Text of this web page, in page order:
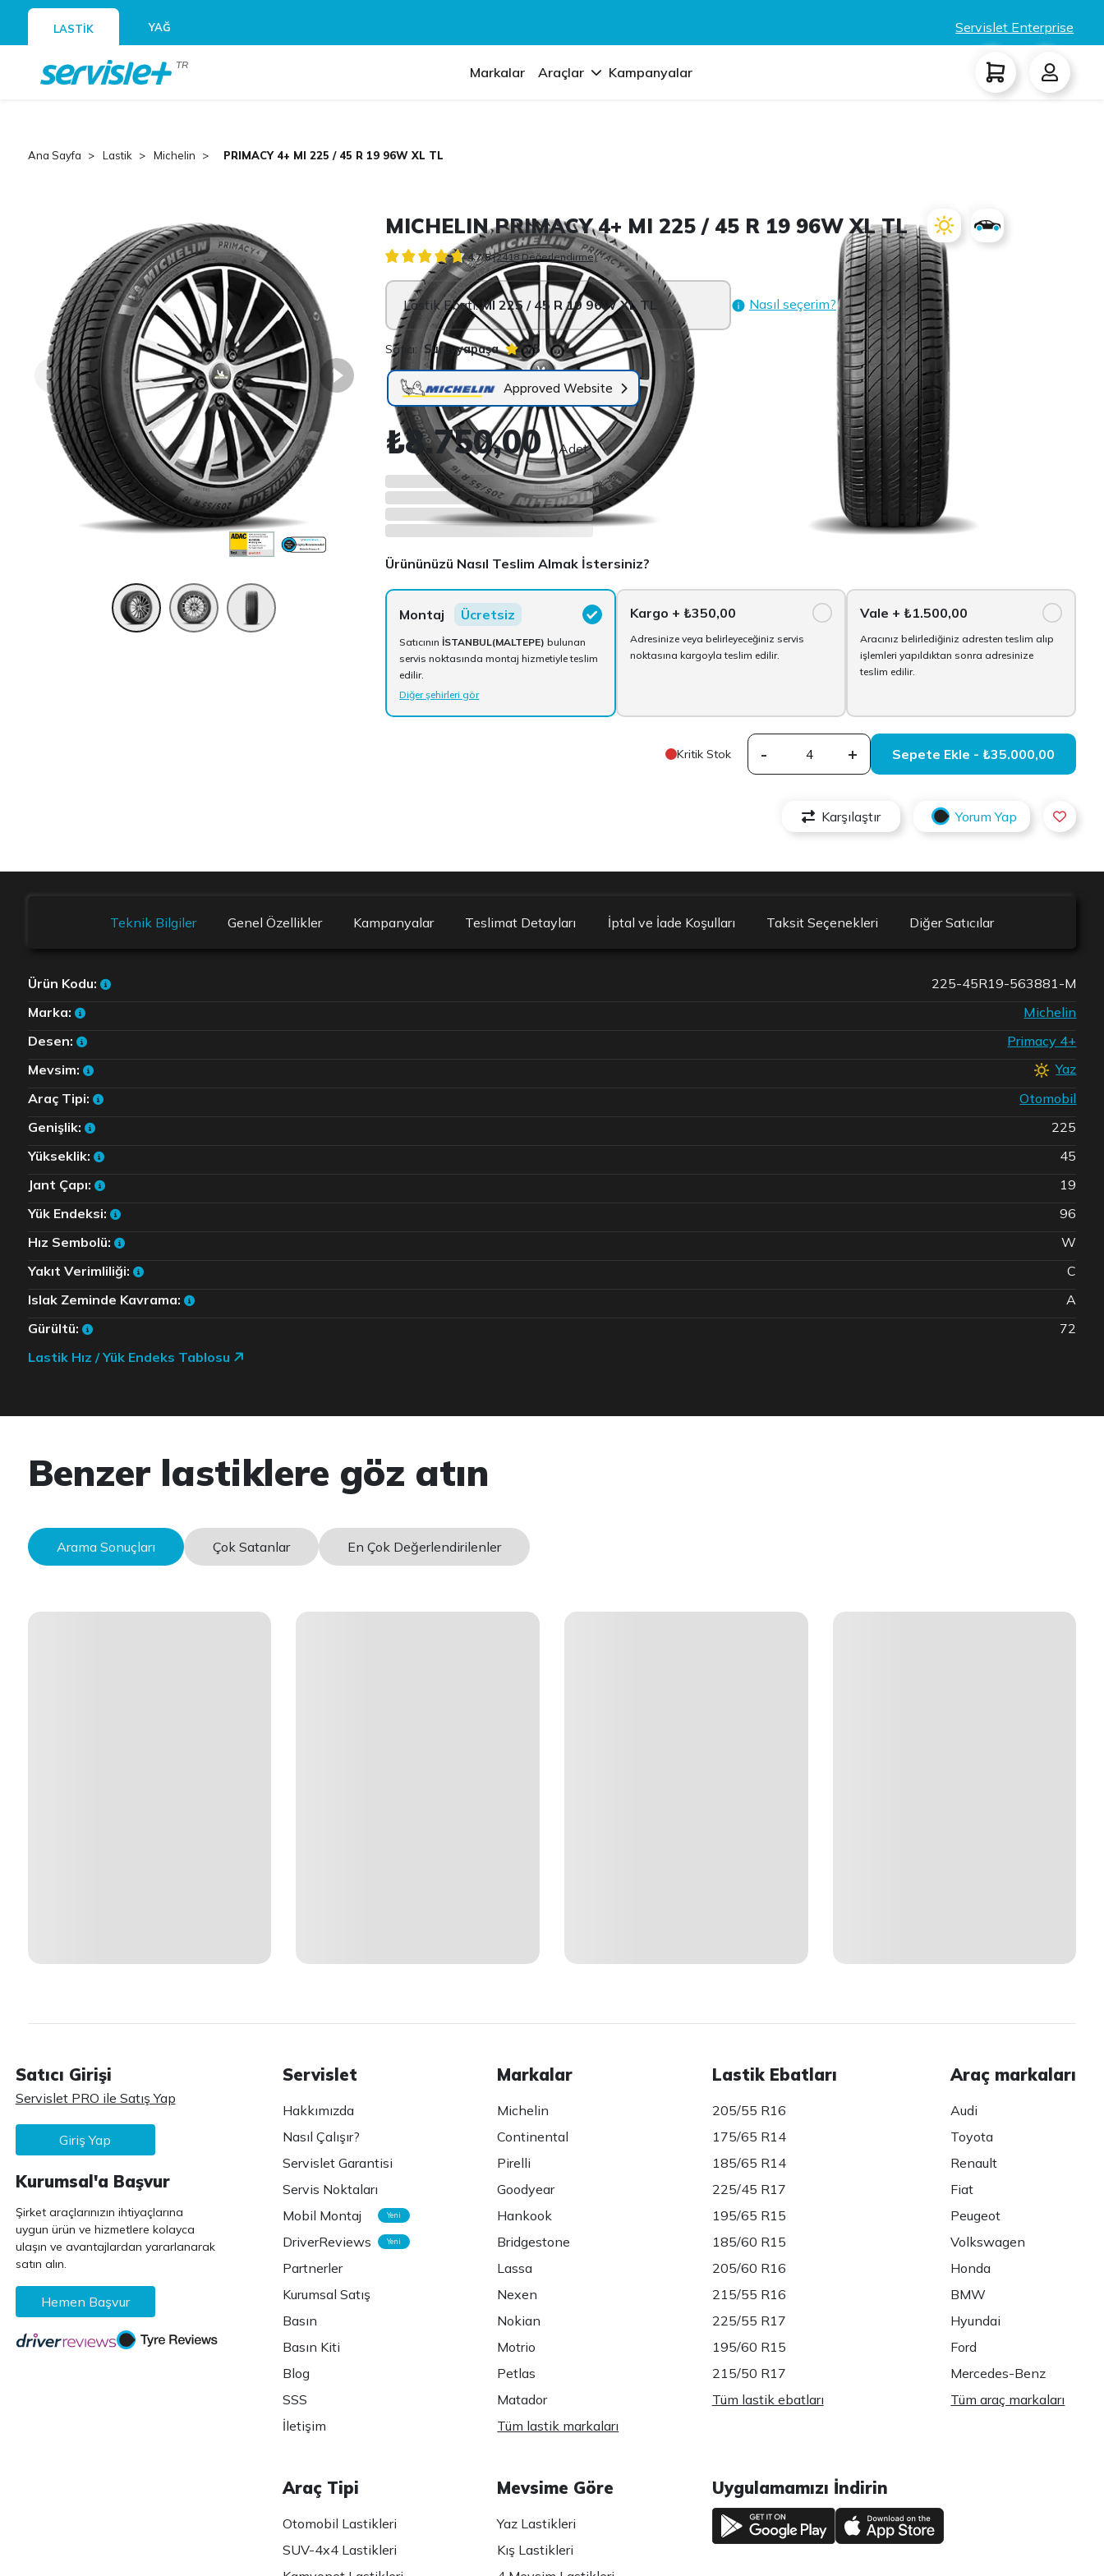
LASTİK YAĞ Servislet Enterprise
TR Markalar Araçlar Kampanyalar
Ana Sayfa Lastik Michelin PRIMACY 4+ MI 225 / 45 R 19 96W XL TL
MICHELIN PRIMACY 4+ MI 225 / 45 R 19 96W XL TL
4.7/5 (2418 Değerlendirme)
Lastik Ebatı: MI 225 / 45 R 19 96W XL TL Nasıl seçerim?
Satıcı: Süreyyapaşa 5/5
Approved Website
₺8.750,00/ Adet
Ürününüzü Nasıl Teslim Almak İstersiniz?
Montaj Ücretsiz
Satıcının İSTANBUL(MALTEPE) bulunan
servis noktasında montaj hizmetiyle teslim
edilir.
Diğer şehirleri gör
Kargo + ₺350,00
Adresinize veya belirleyeceğiniz servis
noktasına kargoyla teslim edilir.
Vale + ₺1.500,00
Aracınız belirlediğiniz adresten teslim alıp
işlemleri yapıldıktan sonra adresinize
teslim edilir.
Kritik Stok - + Sepete Ekle - ₺35.000,00
Karşılaştır Yorum Yap
Teknik Bilgiler Genel Özellikler Kampanyalar Teslimat Detayları İptal ve İade Koşulları Taksit Seçenekleri Diğer Satıcılar
Ürün Kodu:
225-45R19-563881-M
Marka:
Michelin
Desen:
Primacy 4+
Mevsim:
Yaz
Araç Tipi:
Otomobil
Genişlik:
225
Yükseklik:
45
Jant Çapı:
19
Yük Endeksi:
96
Hız Sembolü:
W
Yakıt Verimliliği:
C
Islak Zeminde Kavrama:
A
Gürültü:
72
Lastik Hız / Yük Endeks Tablosu
Benzer lastiklere göz atın
Arama Sonuçları Çok Satanlar En Çok Değerlendirilenler
Satıcı Girişi
Servislet PRO ile Satış Yap
Giriş Yap
Kurumsal'a Başvur
Şirket araçlarınızın ihtiyaçlarına
uygun ürün ve hizmetlere kolayca
ulaşın ve avantajlardan yararlanarak
satın alın.
Hemen Başvur
Servislet
Hakkımızda
Nasıl Çalışır?
Servislet Garantisi
Servis Noktaları
Mobil Montaj
Yeni
DriverReviews Yeni
Partnerler
Kurumsal Satış
Basın
Basın Kiti
Blog
SSS
İletişim
Markalar
Michelin
Continental
Pirelli
Goodyear
Hankook
Bridgestone
Lassa
Nexen
Nokian
Motrio
Petlas
Matador
Tüm lastik markaları
Lastik Ebatları
205/55 R16
175/65 R14
185/65 R14
225/45 R17
195/65 R15
185/60 R15
205/60 R16
215/55 R16
225/55 R17
195/60 R15
215/50 R17
Tüm lastik ebatları
Araç markaları
Audi
Toyota
Renault
Fiat
Peugeot
Volkswagen
Honda
BMW
Hyundai
Ford
Mercedes-Benz
Tüm araç markaları
Araç Tipi
Otomobil Lastikleri
SUV-4x4 Lastikleri
Mevsime Göre
Yaz Lastikleri
Kış Lastikleri
Uygulamamızı İndirin